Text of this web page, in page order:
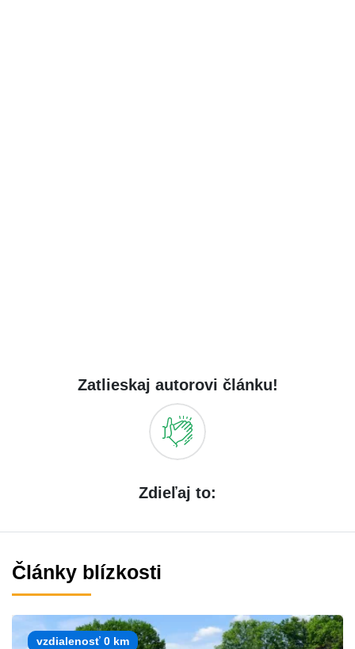
Zatlieskaj autorovi článku!
Zdieľaj to:
Články blízkosti
vzdialenosť 0 km